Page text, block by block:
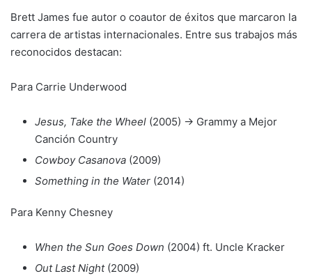
Brett James fue autor o coautor de éxitos que marcaron la
carrera de artistas internacionales. Entre sus trabajos más
reconocidos destacan:
Para Carrie Underwood
Jesus, Take the Wheel (2005) → Grammy a Mejor
Canción Country
Cowboy Casanova (2009)
Something in the Water (2014)
Para Kenny Chesney
When the Sun Goes Down (2004) ft. Uncle Kracker
Out Last Night(2009)